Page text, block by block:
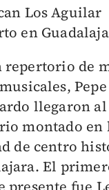
Los Aguilar
en
repertorio de
llegaron al
montado en
de centro
El